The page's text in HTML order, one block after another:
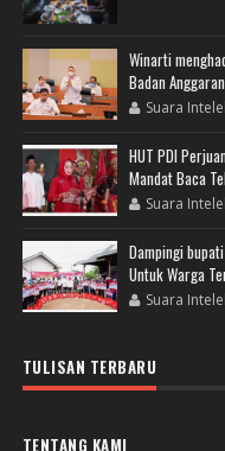
Winarti
Badan
Suara
HUT PDI
Mandat Baca
Suara
Dampingi
Untuk Warga
Suara
TULISAN TERBARU
TENTANG KAMI